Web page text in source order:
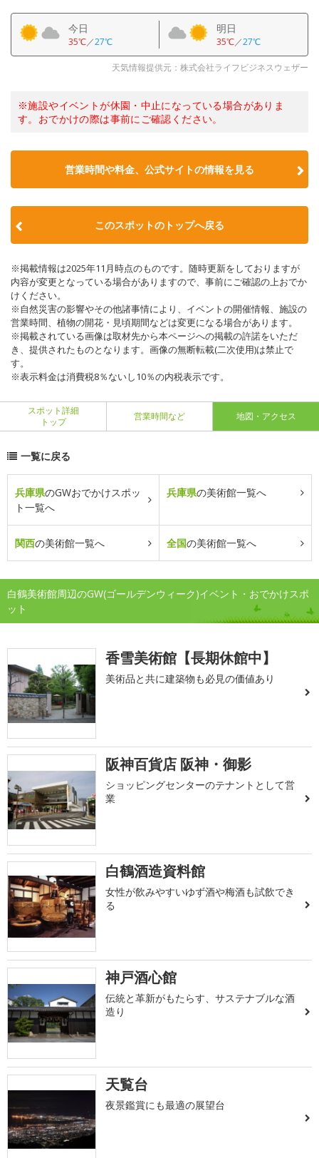
今日
35℃／27℃
明日
35℃／27℃
天気情報提供元：株式会社ライフビジネスウェザー
※施設やイベントが休園・中止になっている場合がありま
す。おでかけの際は事前にご確認ください。
営業時間や料金、公式サイトの情報を見る
このスポットのトップへ戻る
※掲載情報は2025年11月時点のものです。随時更新をしておりますが
内容が変更となっている場合がありますので、事前にご確認の上おでか
けください。
※自然災害の影響やその他諸事情により、イベントの開催情報、施設の
営業時間、植物の開花・見頃期間などは変更になる場合があります。
※掲載されている画像は取材先から本ページへの掲載の許諾をいただ
き、提供されたものとなります。画像の無断転載(二次使用)は禁止で
す。
※表示料金は消費税8％ないし10％の内税表示です。
スポット詳細
トップ
営業時間など 地図・アクセス
一覧に戻る
兵庫県のGWおでかけスポッ
ト一覧へ
兵庫県の美術館一覧へ
関西の美術館一覧へ 全国の美術館一覧へ
白鶴美術館周辺のGW(ゴールデンウィーク)イベント・おでかけスポ
ット
香雪美術館【長期休館中】
美術品と共に建築物も必見の価値あり
阪神百貨店 阪神・御影
ショッピングセンターのテナントとして営
業
白鶴酒造資料館
女性が飲みやすいゆず酒や梅酒も試飲でき
る
神戸酒心館
伝統と革新がもたらす、サステナブルな酒
造り
天覧台
夜景鑑賞にも最適の展望台